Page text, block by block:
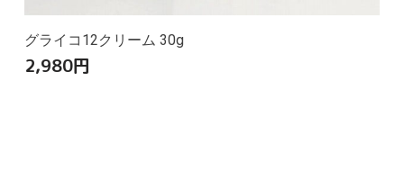
グライコ12クリーム 30g
2,980円